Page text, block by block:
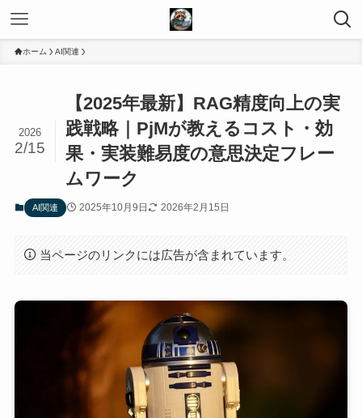
ホーム AI関連
【2025年最新】RAG精度向上の実
践戦略｜PjMが教えるコスト・効
果・実装難易度の意思決定フレー
ムワーク
2026
2/15
AI関連 2025年10月9日 2026年2月15日
当ページのリンクには広告が含まれています。